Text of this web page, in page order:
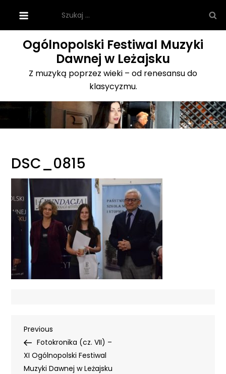
content
Ogólnopolski Festiwal Muzyki
Dawnej w Leżajsku
Z muzyką poprzez wieki – od renesansu do
klasycyzmu.
DSC_0815
Nawigacja
wpisu
Previous
Post
Previous
Fotokronika (cz. VII) –
XI Ogólnopolski Festiwal
Muzyki Dawnej w Leżajsku